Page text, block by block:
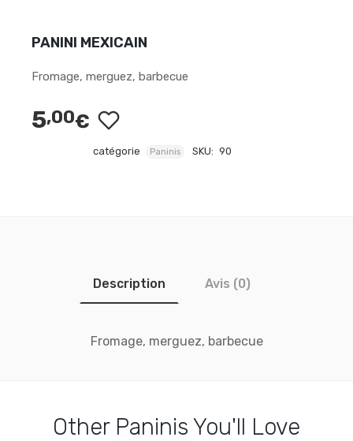
PANINI MEXICAIN
Fromage, merguez, barbecue
5,00€
catégorie Paninis SKU: 90
Description Avis (0)
Fromage, merguez, barbecue
Other Paninis You'll Love